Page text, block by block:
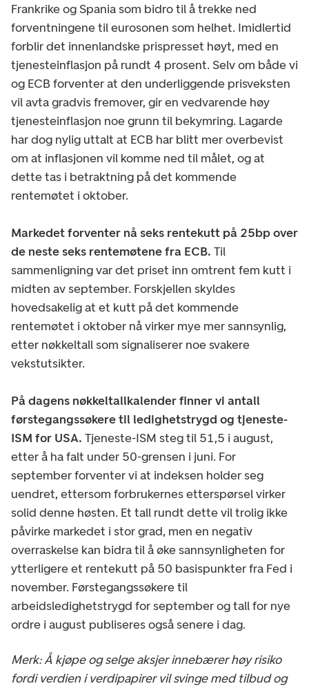
Frankrike og Spania som bidro til å trekke ned
forventningene til eurosonen som helhet. Imidlertid
forblir det innenlandske prispresset høyt, med en
tjenesteinflasjon på rundt 4 prosent. Selv om både vi
og ECB forventer at den underliggende prisveksten
vil avta gradvis fremover, gir en vedvarende høy
tjenesteinflasjon noe grunn til bekymring. Lagarde
har dog nylig uttalt at ECB har blitt mer overbevist
om at inflasjonen vil komme ned til målet, og at
dette tas i betraktning på det kommende
rentemøtet i oktober.
Markedet forventer nå seks rentekutt på 25bp over
de neste seks rentemøtene fra ECB. Til
sammenligning var det priset inn omtrent fem kutt i
midten av september. Forskjellen skyldes
hovedsakelig at et kutt på det kommende
rentemøtet i oktober nå virker mye mer sannsynlig,
etter nøkkeltall som signaliserer noe svakere
vekstutsikter.
På dagens nøkkeltallkalender finner vi antall
førstegangssøkere til ledighetstrygd og tjeneste-
ISM for USA. Tjeneste-ISM steg til 51,5 i august,
etter å ha falt under 50-grensen i juni. For
september forventer vi at indeksen holder seg
uendret, ettersom forbrukernes etterspørsel virker
solid denne høsten. Et tall rundt dette vil trolig ikke
påvirke markedet i stor grad, men en negativ
overraskelse kan bidra til å øke sannsynligheten for
ytterligere et rentekutt på 50 basispunkter fra Fed i
november. Førstegangssøkere til
arbeidsledighetstrygd for september og tall for nye
ordre i august publiseres også senere i dag.
Merk: Å kjøpe og selge aksjer innebærer høy risiko
fordi verdien i verdipapirer vil svinge med tilbud og